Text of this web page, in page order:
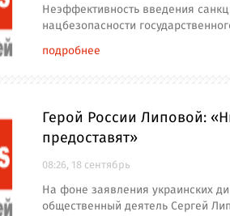
Неэффективность введения
нацбезопасности
подробнее
Герой России Липовой:
предоставят»
08:26, 18 сентябрь
На фоне заявления украинских
общественный деятель Сергей